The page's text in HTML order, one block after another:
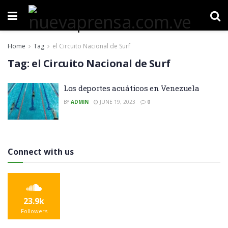
Home Tag el Circuito Nacional de Surf
Tag: el Circuito Nacional de Surf
Los deportes acuáticos en Venezuela
BY ADMIN JUNE 19, 2023 0
Connect with us
23.9k
Followers